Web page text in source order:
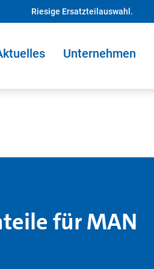
Riesige Ersatzteilauswahl.
Unternehmen
für MAN